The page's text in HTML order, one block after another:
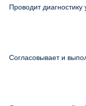
Проводит диагностику
Согласовывает и